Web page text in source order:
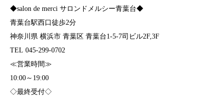
◆salon de merci サロンドメルシー青葉台◆
青葉台駅西口徒歩2分
神奈川県 横浜市 青葉区 青葉台1-5-7司ビル2F,3F
TEL 045-299-0702
≪営業時間≫
10:00～19:00
◇最終受付◇